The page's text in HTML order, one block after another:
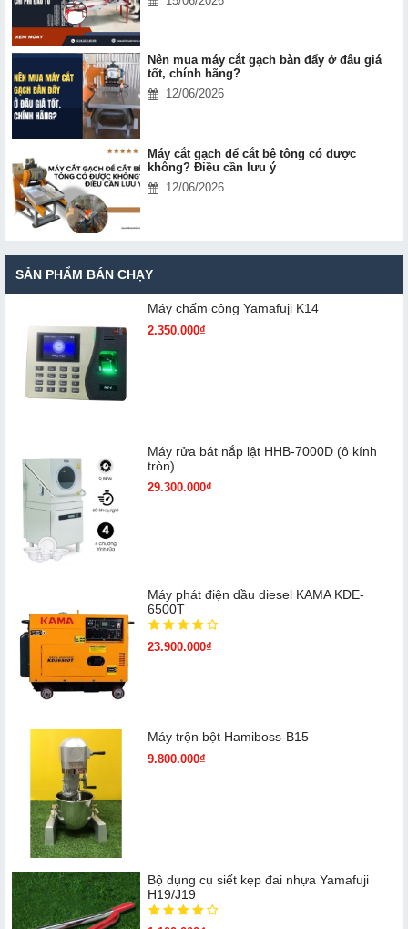
Nên mua máy cắt gạch bàn đẩy ở đâu giá
tốt, chính hãng?
12/06/2026
Máy cắt gạch để cắt bê tông có được
không? Điều cần lưu ý
12/06/2026
SẢN PHẨM BÁN CHẠY
Máy chấm cô​ng Yamafuji K14
2.350.000₫
Máy rửa bát nắp lật HHB-7000D (ô kính
tròn)
29.300.000₫
Máy phát điện dầu diesel KAMA KDE-
6500T
23.900.000₫
Máy trộn bột Hamiboss-B15
9.800.000₫
Bộ dụng cụ siết kẹp đai nhựa Yamafuji
H19/J19